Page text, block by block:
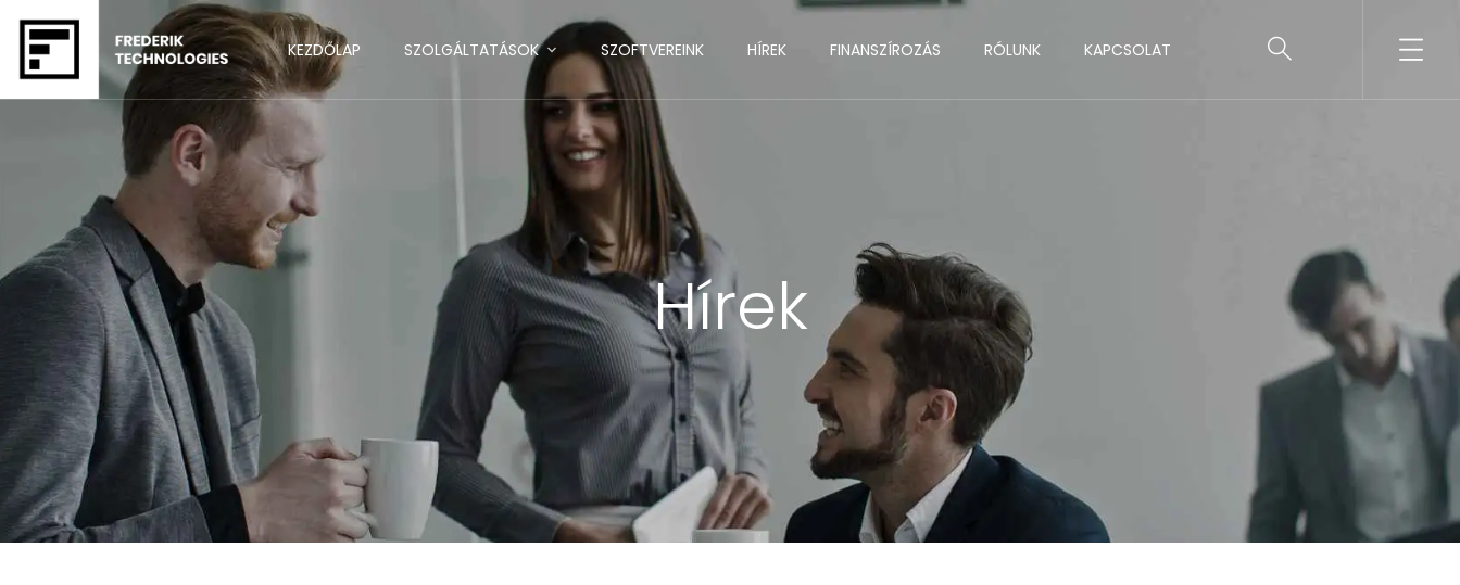
KEZDŐLAP SZOLGÁLTATÁSOK SZOFTVEREINK HÍREK FINANSZÍROZÁS RÓLUNK KAPCSOLAT
Hírek